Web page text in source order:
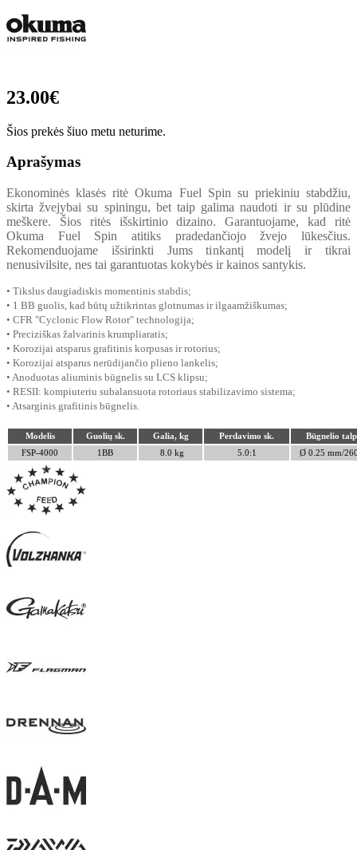
23.00€
Šios prekės šiuo metu neturime.
Aprašymas
Ekonominės klasės ritė Okuma Fuel Spin su priekiniu stabdžiu,
skirta žvejybai su spiningu, bet taip galima naudoti ir su plūdine
meškere. Šios ritės išskirtinio dizaino. Garantuojame, kad ritė
Okuma Fuel Spin atitiks pradedančiojo žvejo lūkesčius.
Rekomenduojame išsirinkti Jums tinkantį modelį ir tikrai
nenusivilsite, nes tai garantuotas kokybės ir kainos santykis.
• Tikslus daugiadiskis momentinis stabdis;
• 1 BB guolis, kad būtų užtikrintas glotnumas ir ilgaamžiškumas;
• CFR "Cyclonic Flow Rotor" technologija;
• Preciziškas žalvarinis krumpliaratis;
• Korozijai atsparus grafitinis korpusas ir rotorius;
• Korozijai atsparus nerūdijančio plieno lankelis;
• Anoduotas aliuminis būgnelis su LCS klipsu;
• RESII: kompiuteriu subalansuota rotoriaus stabilizavimo sistema;
• Atsarginis grafitinis būgnelis.
Modelis Guolių sk. Galia, kg Perdavimo sk.
Būgnelio
FSP-4000
1BB 8.0 kg 5.0:1 Ø 0.25 mm/